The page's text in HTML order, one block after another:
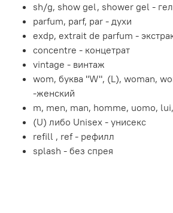
sh/g, show gel, shower gel -
parfum, parf, par - духи
exdp, extrait de parfum -
concentre - концетрат
vintage - винтаж
wom, буква "W", (L), woman,
-женский
m, men, man, homme, uomo,
(U) либо Unisex - унисекс
refill , ref - рефилл
splash - без спрея